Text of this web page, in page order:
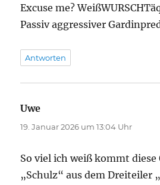
Excuse me?
Passiv aggressiver
Antworten
Uwe
19. Januar 2026 um 13:04 Uhr
So viel ich weiß kommt diese
„Schulz“ aus dem Dreiteiler